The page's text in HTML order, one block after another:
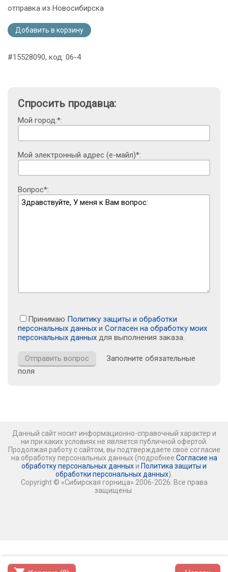
отправка из Новосибирска
Добавить в корзину
#15528090, код: 06-4
Спросить продавца:
Мой город:*:
Мой электронный адрес (е-майл)*:
Вопрос*:
Принимаю Политику защиты и обработки
персональных данных и Согласен на обработку моих
персональных данных для выполнения заказа.
Заполните обязательные
поля
Данный сайт носит информационно-справочный характер и
ни при каких условиях не является публичной офертой.
Продолжая работу с сайтом, вы подтверждаете своё согласие
на обработку персональных данных (подробнее Согласие на
обработку персональных данных и Политика защиты и
обработки персональных данных).
Copyright © «Сибирская горница» 2006-2026. Все права
защищены.